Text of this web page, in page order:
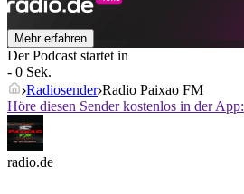
Mehr erfahren
Der Podcast startet in
- 0 Sek.
Radiosender Radio Paixao FM
Höre diesen Sender kostenlos in der App:
radio.de